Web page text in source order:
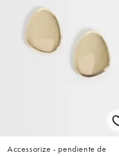
Accessorize - pendiente de